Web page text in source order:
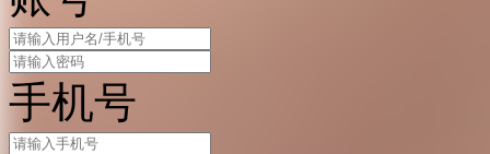
手机号